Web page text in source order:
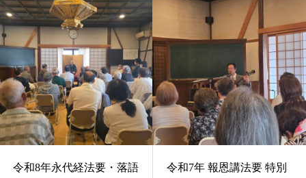
令和8年永代経法要・落語
令和7年 報恩講法要 特別